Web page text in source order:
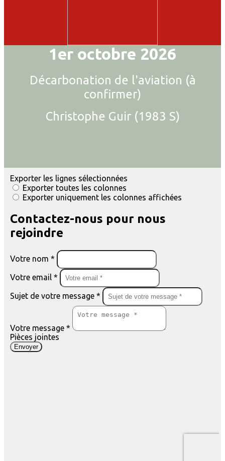
1er octobre 2026
Décarbonation de l'aviation (à
confirmer)
Christophe Guir (1983 S)